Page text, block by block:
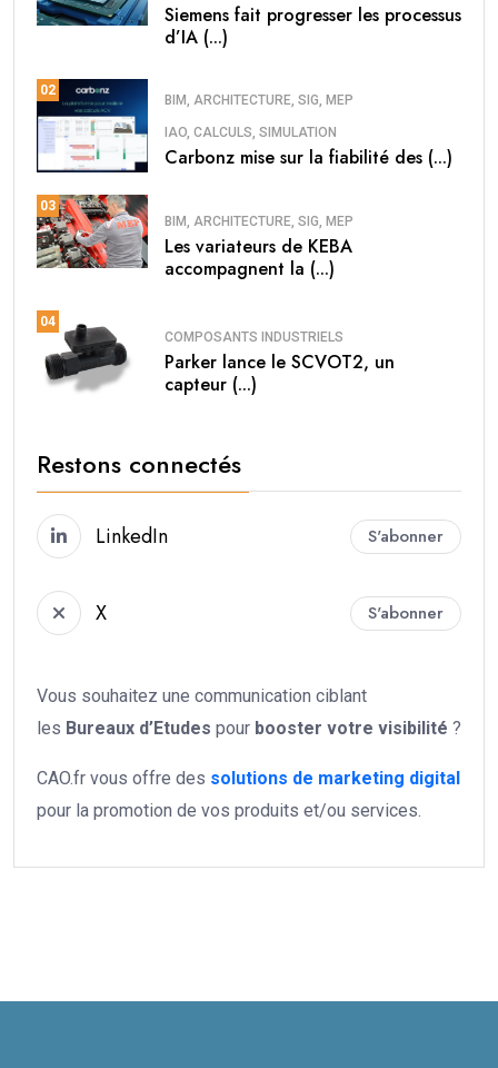
Siemens fait progresser les processus
d’IA (...)
02
BIM, ARCHITECTURE, SIG, MEP
IAO, CALCULS, SIMULATION
Carbonz mise sur la fiabilité des (...)
03
BIM, ARCHITECTURE, SIG, MEP
Les variateurs de KEBA
accompagnent la (...)
04
COMPOSANTS INDUSTRIELS
Parker lance le SCVOT2, un
capteur (...)
Restons connectés
LinkedIn S'abonner
X S'abonner
Vous souhaitez une communication ciblant
les Bureaux d’Etudes pour booster votre visibilité ?
CAO.fr vous offre des solutions de marketing digital
pour la promotion de vos produits et/ou services.